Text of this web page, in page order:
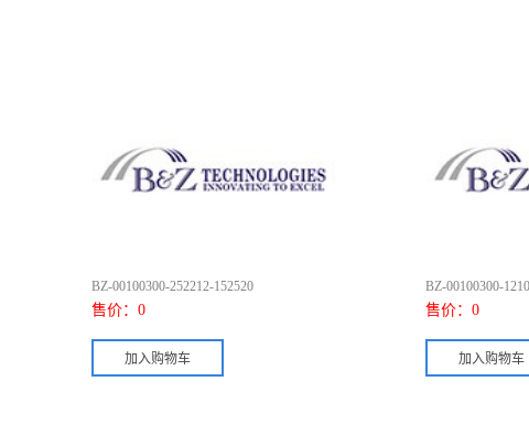
BZ-00100300-252212-152520
售价： 0
BZ-00100300-
售价： 0